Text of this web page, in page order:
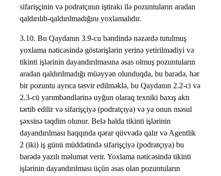
sifarişçinin və podratçının iştirakı ilə pozuntuların aradan
qaldırılıb-qaldırılmadığını yoxlamalıdır.
3.10. Bu Qaydanın 3.9-cu bəndində nəzərdə tutulmuş
yoxlama nəticəsində göstərişlərin yerinə yetirilmədiyi və
tikinti işlərinin dayandırılmasına əsas olmuş pozuntuların
aradan qaldırılmadığı müəyyən olunduqda, bu barədə, hər
bir pozuntu ayrıca təsvir edilməklə, bu Qaydanın 2.2-ci və
2.3-cü yarımbəndlərinə uyğun olaraq texniki baxış aktı
tərtib edilir və sifarişçiyə (podratçıya) və ya onun məsul
şəxsinə təqdim olunur. Belə halda tikinti işlərinin
dayandırılması haqqında qərar qüvvədə qalır və Agentlik
2 (iki) iş günü müddətində sifarişçiyə (podratçıya) bu
barədə yazılı məlumat verir. Yoxlama nəticəsində tikinti
işlərinin dayandırılması üçün əsas olan pozuntuların